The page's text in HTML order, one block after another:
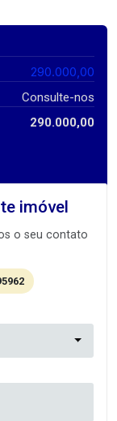
290.000,00
Consulte-nos
290.000,00
imóvel
o seu contato